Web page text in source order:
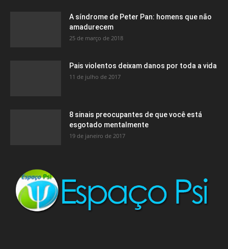
A síndrome de Peter Pan: homens que não
amadurecem
25 de março de 2018
Pais violentos deixam danos por toda a vida
11 de julho de 2017
8 sinais preocupantes de que você está
esgotado mentalmente
19 de janeiro de 2017